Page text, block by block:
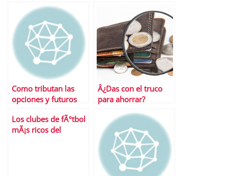
Como tributan las
opciones y futuros
Â¿Das con el truco
para ahorrar?
Los clubes de fÃºtbol
mÃ¡s ricos del